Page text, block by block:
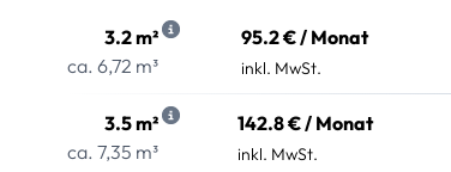
3.2 m²
ca. 6,72 m³
95.2 € / Monat
inkl. MwSt.
3.5 m²
ca. 7,35 m³
142.8 € / Monat
inkl. MwSt.